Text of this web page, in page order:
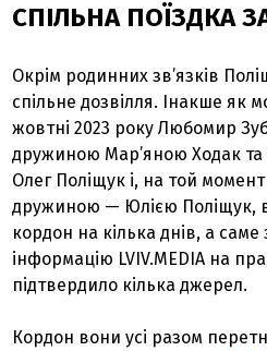
СПІЛЬНА ПОЇЗДКА
Окрім родинних зв’язків
спільне дозвілля. Інакше як
жовтні 2023 року Любомир
дружиною Мар’яною Ходак та
Олег Поліщук і, на той
дружиною — Юлією Поліщук,
кордон на кілька днів, а
інформацію LVIV.MEDIA на
підтвердило кілька джерел.
Кордон вони усі разом